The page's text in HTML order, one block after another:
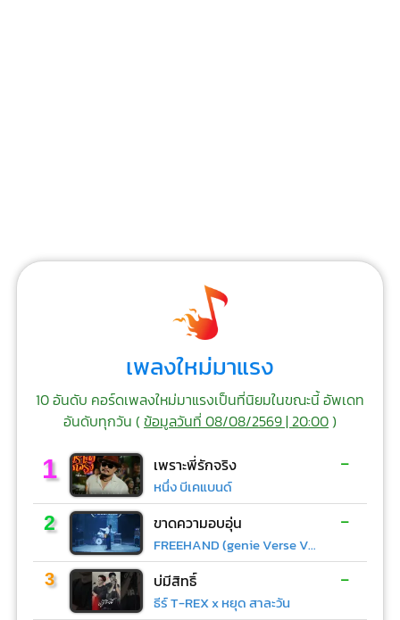
เพลงใหม่มาแรง
10 อันดับ คอร์ดเพลงใหม่มาแรงเป็นที่นิยมในขณะนี้ อัพเดท
อันดับทุกวัน (ข้อมูลวันที่ 08/08/2569 | 20:00)
1 เพราะพี่รักจริง
หนึ่ง บีเคแบนด์
-
2 ขาดความอบอุ่น
FREEHAND (genie Verse Vol.1)
-
3 บ่มีสิทธิ์
ธีร์ T-REX x หยุด สาละวัน
-